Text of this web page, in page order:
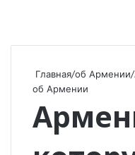
Главная/об Армении/
об Армении